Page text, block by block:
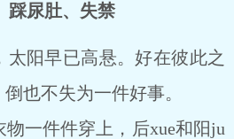
踩尿肚、失禁
太阳早已高悬。好在彼此之
也不失为一件好事。
一件件穿上，后xue和阳ju